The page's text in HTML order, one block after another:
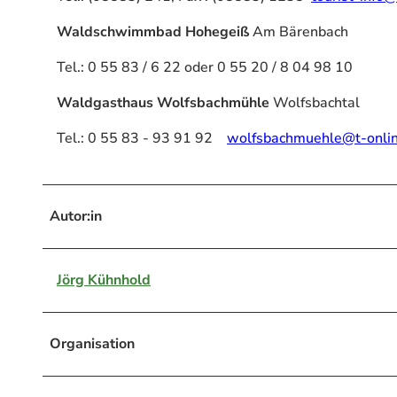
Waldschwimmbad HohegeißAm Bärenbach
Tel.: 0 55 83 / 6 22 oder 0 55 20 / 8 04 98 10
Waldgasthaus Wolfsbachmühle Wolfsbachtal
Tel.: 0 55 83 - 93 91 92 wolfsbachmuehle@t-
Autor:in
Jörg Kühnhold
Organisation